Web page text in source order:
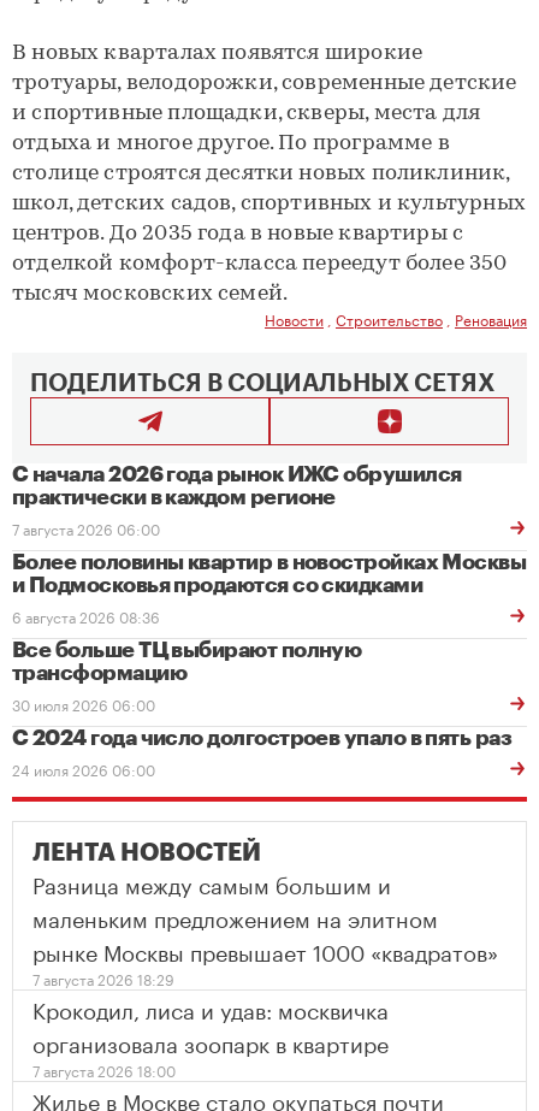
В новых кварталах появятся широкие
тротуары, велодорожки, современные детские
и спортивные площадки, скверы, места для
отдыха и многое другое. По программе в
столице строятся десятки новых поликлиник,
школ, детских садов, спортивных и культурных
центров. До 2035 года в новые квартиры с
отделкой комфорт-класса переедут более 350
тысяч московских семей.
Новости Строительство Реновация
ПОДЕЛИТЬСЯ В СОЦИАЛЬНЫХ СЕТЯХ
С начала 2026 года рынок ИЖС обрушился
практически в каждом регионе
7 августа 2026 06:00
Более половины квартир в новостройках Москвы
и Подмосковья продаются со скидками
6 августа 2026 08:36
Все больше ТЦ выбирают полную
трансформацию
30 июля 2026 06:00
С 2024 года число долгостроев упало в пять раз
24 июля 2026 06:00
ЛЕНТА НОВОСТЕЙ
Разница между самым большим и
маленьким предложением на элитном
рынке Москвы превышает 1000 «квадратов»
7 августа 2026 18:29
Крокодил, лиса и удав: москвичка
организовала зоопарк в квартире
7 августа 2026 18:00
Жилье в Москве стало окупаться почти